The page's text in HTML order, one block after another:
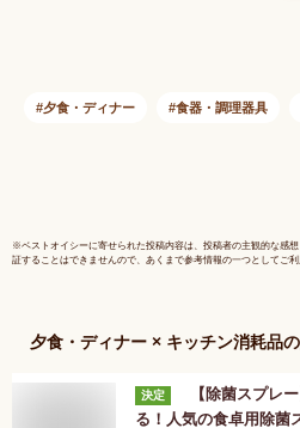
夕食・ディナー 食器・調理器具
※ベストオイシーに寄せられた投稿内容は、投稿者の主観的な感
証することはできませんので、あくまで参考情報の一つとしてご利
夕食・ディナー × キッチン消耗品
決定
【除菌スプレ
る！人気の食卓用除菌